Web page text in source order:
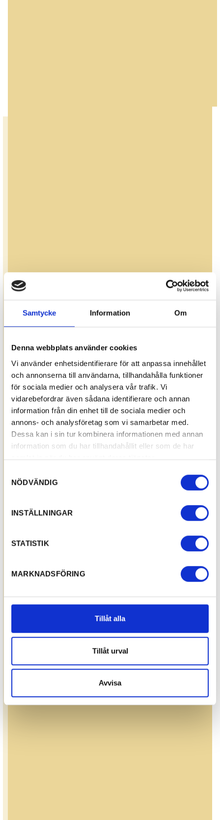
Samtycke Information Om
Denna webbplats använder cookies
Vi använder enhetsidentifierare för att anpassa innehållet
och annonserna till användarna, tillhandahålla funktioner
för sociala medier och analysera vår trafik. Vi
vidarebefordrar även sådana identifierare och annan
information från din enhet till de sociala medier och
annons- och analysföretag som vi samarbetar med.
Dessa kan i sin tur kombinera informationen med annan
information som du har tillhandahållit eller som de har
samlat in när du har använt deras tjänster.
NÖDVÄNDIG
INSTÄLLNINGAR
STATISTIK
MARKNADSFÖRING
Tillåt alla
Tillåt urval
Avvisa